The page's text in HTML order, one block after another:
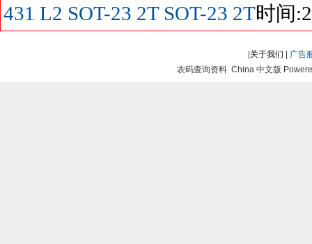
431 L2 SOT-23 2T SOT-23 2T时间
关于我们
广告
农码查询资料 China 中文版